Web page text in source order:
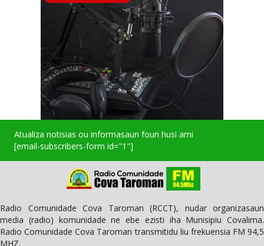
Atualiza notisias ou informasaun foun husi ami
[email-subscribers-form id="1"]
Radio Comunidade Cova Taroman (RCCT), nudar organizasaun
media (radio) komunidade ne ebe ezisti iha Munisipiu Covalima.
Radio Comunidade Cova Taroman transmitidu liu frekuensia FM 94,5
MHZ.